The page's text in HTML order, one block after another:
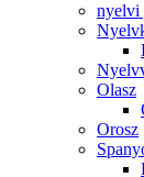
nyelvi
Olasz
Orosz